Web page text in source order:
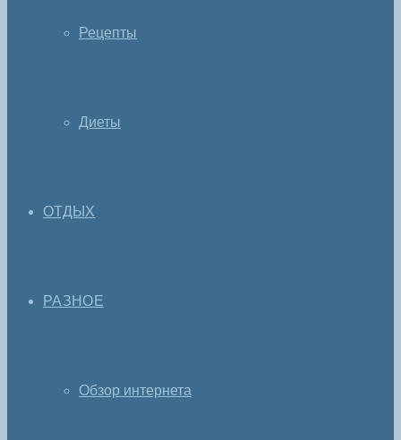
Рецепты
Диеты
ОТДЫХ
РАЗНОЕ
Обзор интернета